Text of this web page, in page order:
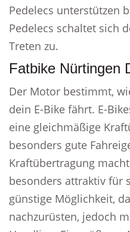
Pedelecs unterstützen
Pedelecs schaltet sich
Treten zu.
Fatbike Nürtingen
Der Motor bestimmt,
dein E-Bike fährt. E-
eine gleichmäßige
besonders gute
Kraftübertragung
besonders attraktiv für
günstige Möglichkeit,
nachzurüsten, jedoch